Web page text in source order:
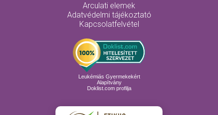
Arculati elemek
Adatvédelmi tájékoztató
Kapcsolatfelvétel
Leukémiás Gyermekekért
Alapítvány
Doklist.com profilja